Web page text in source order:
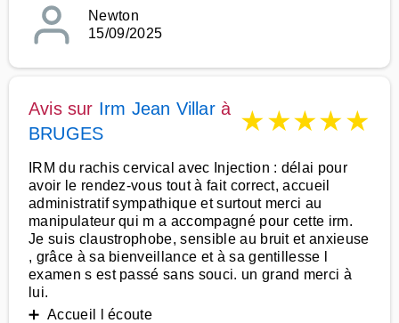
Newton
15/09/2025
Avis sur Irm Jean Villarà
BRUGES
★★★★★
IRM du rachis cervical avec Injection : délai pour
avoir le rendez-vous tout à fait correct, accueil
administratif sympathique et surtout merci au
manipulateur qui m a accompagné pour cette irm.
Je suis claustrophobe, sensible au bruit et anxieuse
, grâce à sa bienveillance et à sa gentillesse l
examen s est passé sans souci. un grand merci à
lui.
➕ Accueil l écoute